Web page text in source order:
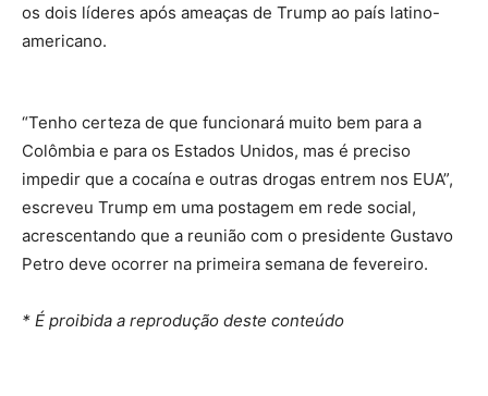
os dois líderes após ameaças de Trump ao país latino-
americano.
“Tenho certeza de que funcionará muito bem para a
Colômbia e para os Estados Unidos, mas é preciso
impedir que a cocaína e outras drogas entrem nos EUA”,
escreveu Trump em uma postagem em rede social,
acrescentando que a reunião com o presidente Gustavo
Petro deve ocorrer na primeira semana de fevereiro.
* É proibida a reprodução deste conteúdo